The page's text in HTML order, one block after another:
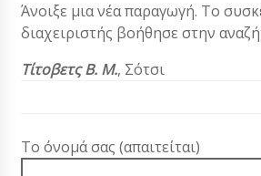
Άνοιξε μια νέα παραγωγή. Το
διαχειριστής βοήθησε στην
Τίτοβετς Β. Μ., Σότσι
Το όνομά σας (απαιτείται)